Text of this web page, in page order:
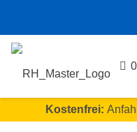
Kostenfrei: